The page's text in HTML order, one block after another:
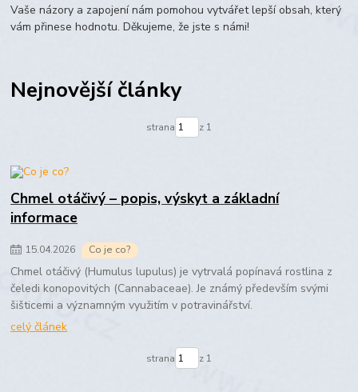
Vaše názory a zapojení nám pomohou vytvářet lepší obsah, který
vám přinese hodnotu. Děkujeme, že jste s námi!
Nejnovější články
strana z 1
Chmel otáčivý – popis, výskyt a základní
informace
15.04.2026 Co je co?
Chmel otáčivý (Humulus lupulus) je vytrvalá popínavá rostlina z
čeledi konopovitých (Cannabaceae). Je známý především svými
šišticemi a významným využitím v potravinářství.
celý článek
strana z 1